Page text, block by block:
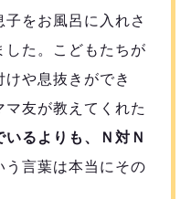
をお風呂に入れさ
した。こどもたちが
や息抜きができ
友が教えてくれた
いるよりも、Ｎ対Ｎ
う言葉は本当にその